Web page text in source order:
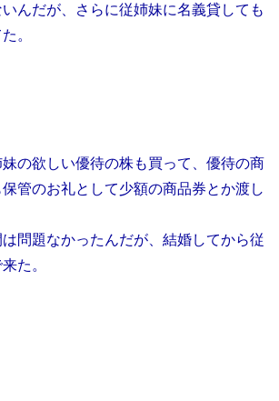
んだが、さらに従姉妹に名義貸しても
。
の欲しい優待の株も買って、優待の商
管のお礼として少額の商品券とか渡し
問題なかったんだが、結婚してから従
た。